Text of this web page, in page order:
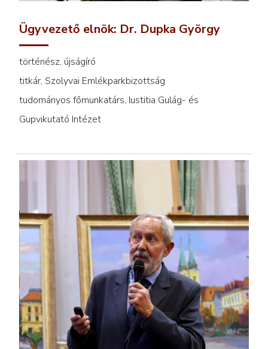
Ügyvezető elnök: Dr. Dupka György
történész, újságíró
titkár, Szolyvai Emlékparkbizottság
tudományos főmunkatárs, Iustitia Gulág- és
Gupvikutató Intézet